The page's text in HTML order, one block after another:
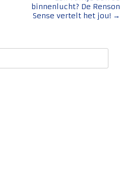
binnenlucht? De Renson
Sense vertelt het jou! →